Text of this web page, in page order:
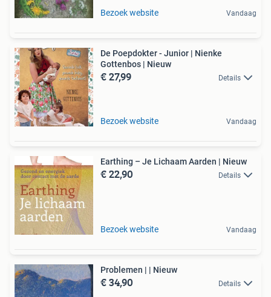
Bezoek website Vandaag
De Poepdokter - Junior | Nienke
Gottenbos | Nieuw
€ 27,99 Details
Bezoek website Vandaag
Earthing – Je Lichaam Aarden | Nieuw
€ 22,90 Details
Bezoek website Vandaag
Problemen | | Nieuw
€ 34,90 Details